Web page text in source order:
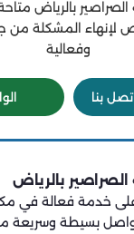
بالرياض متاحة
المشكلة من
وفعالية
بنا
بالرياض
خدمة فعالة في
بسيطة وسريعة مع